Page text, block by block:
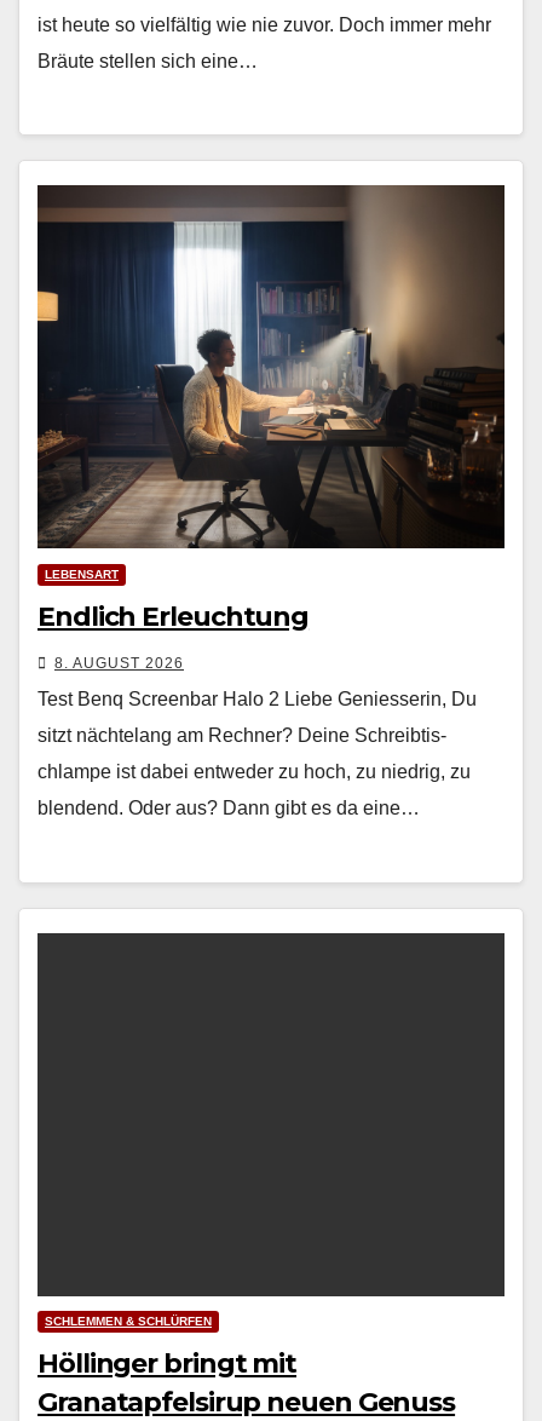
ist heute so vielfältig wie nie zuvor. Doch immer mehr
Bräute stellen sich eine…
LEBENSART
Endlich Erleuchtung
8. AUGUST 2026
Test Benq Screenbar Halo 2 Liebe Geniesserin, Du
sitzt nächte­lang am Rech­n­er? Deine Schreibtis­
chlampe ist dabei entwed­er zu hoch, zu niedrig, zu
blendend. Oder aus? Dann gibt es da eine…
SCHLEMMEN & SCHLÜRFEN
Höllinger bringt mit
Granatapfelsirup neuen Genuss